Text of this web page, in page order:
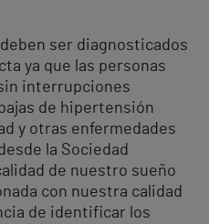
ser diagnosticados
ya que las personas
interrupciones
de hipertensión
y otras enfermedades
la Sociedad
de nuestro sueño
con nuestra calidad
de identificar los